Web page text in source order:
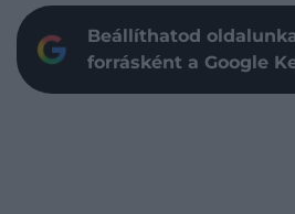
Beállíthatod
forrásként a Google